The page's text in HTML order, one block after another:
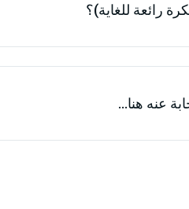
رائعة للغاية)؟
عنه هنا...